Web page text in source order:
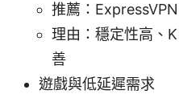
推薦：
理由：穩定性高、
善
遊戲與低延遲需求